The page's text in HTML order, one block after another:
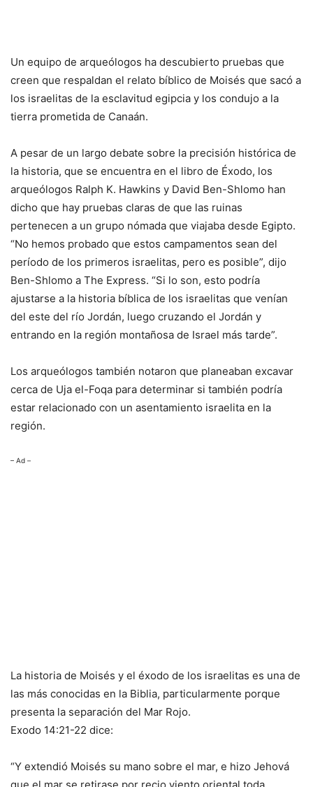
Un equipo de arqueólogos ha descubierto pruebas que
creen que respaldan el relato bíblico de Moisés que sacó a
los israelitas de la esclavitud egipcia y los condujo a la
tierra prometida de Canaán.
A pesar de un largo debate sobre la precisión histórica de
la historia, que se encuentra en el libro de Éxodo, los
arqueólogos Ralph K. Hawkins y David Ben-Shlomo han
dicho que hay pruebas claras de que las ruinas
pertenecen a un grupo nómada que viajaba desde Egipto.
“No hemos probado que estos campamentos sean del
período de los primeros israelitas, pero es posible”, dijo
Ben-Shlomo a The Express. “Si lo son, esto podría
ajustarse a la historia bíblica de los israelitas que venían
del este del río Jordán, luego cruzando el Jordán y
entrando en la región montañosa de Israel más tarde”.
Los arqueólogos también notaron que planeaban excavar
cerca de Uja el-Foqa para determinar si también podría
estar relacionado con un asentamiento israelita en la
región.
– Ad –
La historia de Moisés y el éxodo de los israelitas es una de
las más conocidas en la Biblia, particularmente porque
presenta la separación del Mar Rojo.
Exodo 14:21-22 dice:
“Y extendió Moisés su mano sobre el mar, e hizo Jehová